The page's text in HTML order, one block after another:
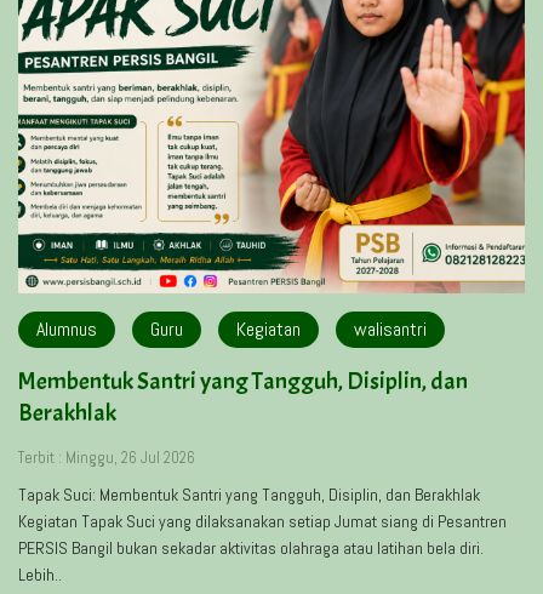
Alumnus Guru Kegiatan walisantri
Membentuk Santri yang Tangguh, Disiplin, dan
Berakhlak
Terbit : Minggu, 26 Jul 2026
Tapak Suci: Membentuk Santri yang Tangguh, Disiplin, dan Berakhlak
Kegiatan Tapak Suci yang dilaksanakan setiap Jumat siang di Pesantren
PERSIS Bangil bukan sekadar aktivitas olahraga atau latihan bela diri.
Lebih..